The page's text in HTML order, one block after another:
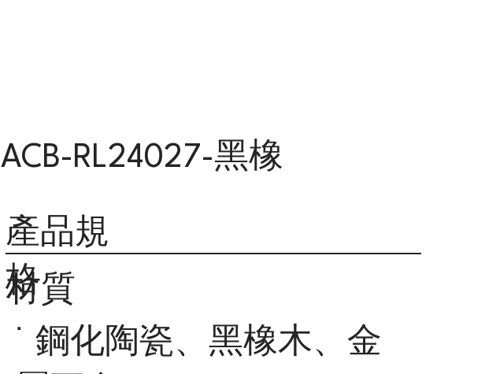
ACB-RL24027-黑橡
產品規
格
材質
˙ 鋼化陶瓷、黑橡木、金